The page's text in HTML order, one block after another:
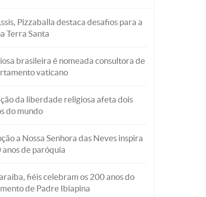
Pizzaballa destaca desafios para a
Terra Santa
brasileira é nomeada consultora de
vaticano
da liberdade religiosa afeta dois
do mundo
a Nossa Senhora das Neves inspira
anos de paróquia
fiéis celebram os 200 anos do
de Padre Ibiapina